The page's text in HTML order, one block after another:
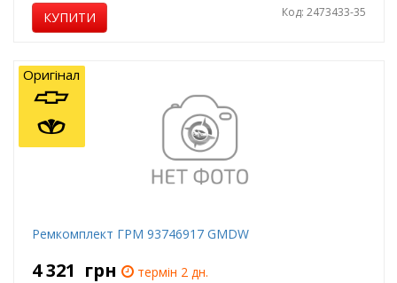
КУПИТИ Код: 2473433-35
Ремкомплект ГРМ 93746917 GMDW
4 321 грн
термін 2 дн.
Оригінал